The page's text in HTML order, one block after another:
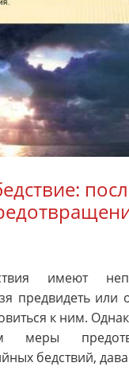
имеют
предвидеть или
к ним.
меры
бедствий,